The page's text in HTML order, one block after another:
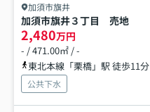
加須市旗井
加須市旗井３丁目 売地
2,480万円
- / 471.00㎡ / -
東北本線「栗橋」駅 徒歩11分
公共下水